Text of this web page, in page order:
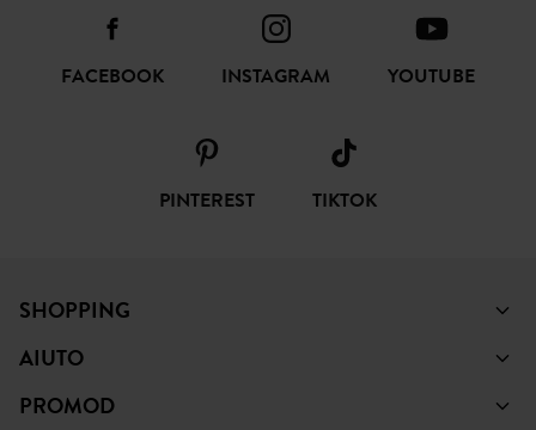
FACEBOOK INSTAGRAM YOUTUBE
PINTEREST TIKTOK
SHOPPING
AIUTO
PROMOD